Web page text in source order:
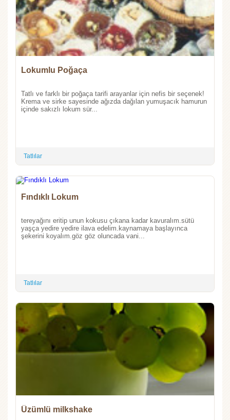
Lokumlu Poğaça
Tatlı ve farklı bir poğaça tarifi arayanlar için nefis bir seçenek!
Krema ve sirke sayesinde ağızda dağılan yumuşacık hamurun
içinde sakızlı lokum sür...
Tatlılar
Fındıklı Lokum
tereyağını eritip unun kokusu çıkana kadar kavuralım.sütü
yaşça yedire yedire ilava edelim.kaynamaya başlayınca
şekerini koyalım.göz göz oluncada vani...
Tatlılar
Üzümlü milkshake